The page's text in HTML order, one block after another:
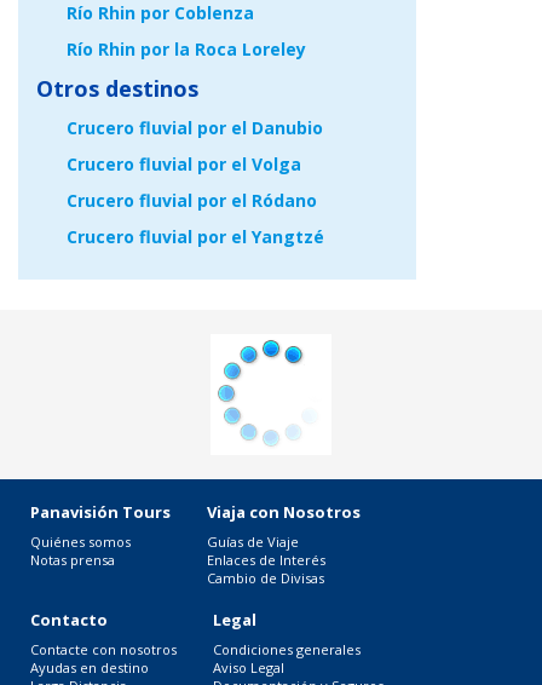
Río Rhin por Coblenza
Río Rhin por la Roca Loreley
Otros destinos
Crucero fluvial por el Danubio
Crucero fluvial por el Volga
Crucero fluvial por el Ródano
Crucero fluvial por el Yangtzé
Panavisión Tours
Quiénes somos
Notas prensa
Viaja con Nosotros
Guías de Viaje
Enlaces de Interés
Cambio de Divisas
Contacto
Contacte con nosotros
Ayudas en destino
Legal
Condiciones generales
Aviso Legal